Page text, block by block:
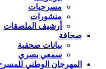
مسرحيات
منشورات
أرشيف الملصقات
صحافة
بيانات صحفية
سمعي بصري
المهرجان الوطني